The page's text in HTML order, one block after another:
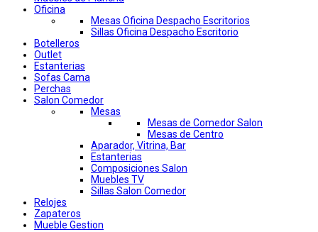
Oficina
Mesas Oficina Despacho Escritorios
Sillas Oficina Despacho Escritorio
Botelleros
Outlet
Estanterias
Sofas Cama
Perchas
Salon Comedor
Mesas
Mesas de Comedor Salon
Mesas de Centro
Aparador, Vitrina, Bar
Estanterias
Composiciones Salon
Muebles TV
Sillas Salon Comedor
Relojes
Zapateros
Mueble Gestion